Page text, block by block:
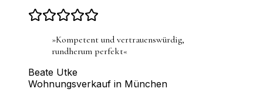
»Kompetent und vertrauenswürdig,
rundherum perfekt«
Beate Utke
Wohnungsverkauf in München